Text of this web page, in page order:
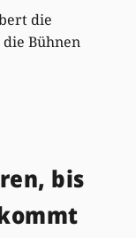
die
die Bühnen
bis